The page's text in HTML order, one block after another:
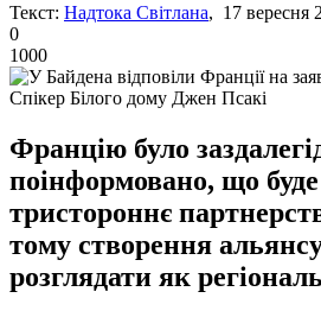
Текст: Надтока Світлана, 17 вересня
0
1000
Спікер Білого дому Джен Псакі
Францію було
поінформовано, що
тристороннє
тому створення
розглядати як